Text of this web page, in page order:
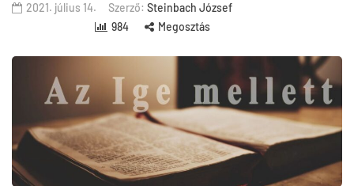
2021. július 14. Szerző: Steinbach József
984
Megosztás